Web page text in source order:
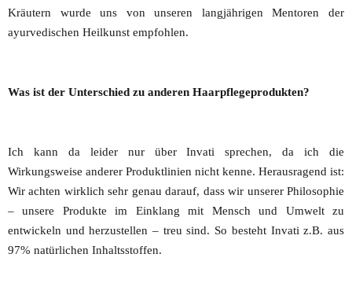
Kräutern wurde uns von unseren langjährigen Mentoren der
ayurvedischen Heilkunst empfohlen.
Was ist der Unterschied zu anderen Haarpflegeprodukten?
Ich kann da leider nur über Invati sprechen, da ich die
Wirkungsweise anderer Produktlinien nicht kenne. Herausragend ist:
Wir achten wirklich sehr genau darauf, dass wir unserer Philosophie
– unsere Produkte im Einklang mit Mensch und Umwelt zu
entwickeln und herzustellen – treu sind. So besteht Invati z.B. aus
97% natürlichen Inhaltsstoffen.